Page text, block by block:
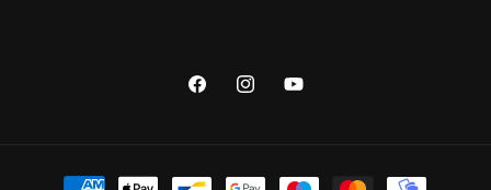
FacebookInstagramYouTube
Payment